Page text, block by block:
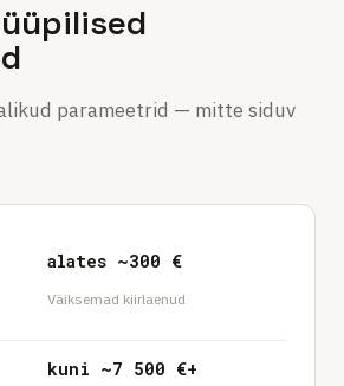
parameetrid — mitte siduv
alates ~300 €
Väiksemad kiirlaenud
kuni ~7 500 €+